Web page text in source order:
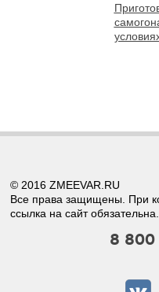
© 2016 ZMEEVAR.RU
Все права защищены. При
ссылка на сайт обязательна.
8